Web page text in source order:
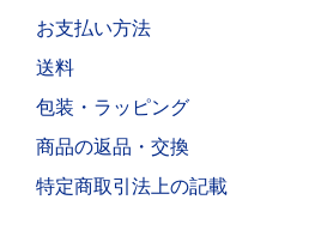
お支払い方法
送料
包装・ラッピング
商品の返品・交換
特定商取引法上の記載